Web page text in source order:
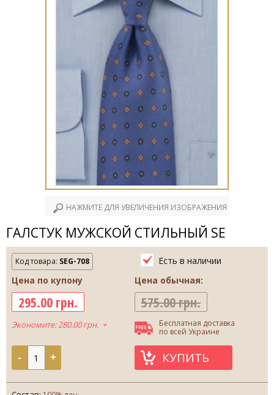
НАЖМИТЕ ДЛЯ УВЕЛИЧЕНИЯ ИЗОБРАЖЕНИЯ
ГАЛСТУК МУЖСКОЙ СТИЛЬНЫЙ SE
Код товара: SEG-708
Есть в наличии
Цена по купону
295.00 грн.
Экономите: 280.00 грн. +
Цена обычная:
575.00 грн.
Бесплатная доставка
по всей Украине
- + КУПИТЬ